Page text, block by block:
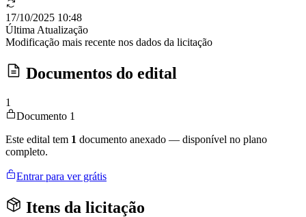
17/10/2025 10:48
Última Atualização
Modificação mais recente nos dados da licitação
Documentos do edital
1
Documento 1
Este edital tem 1 documento anexado — disponível no plano
completo.
Entrar para ver grátis
Itens da licitação